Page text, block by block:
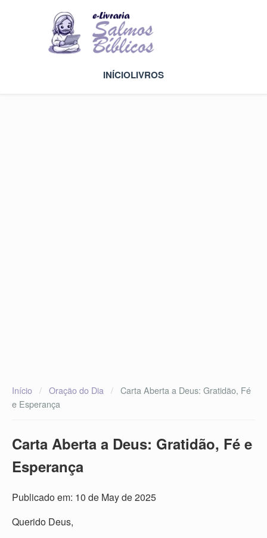
INÍCIOLIVROS
Início / Oração do Dia / Carta Aberta a Deus: Gratidão, Fé
e Esperança
Carta Aberta a Deus: Gratidão, Fé e
Esperança
Publicado em: 10 de May de 2025
Querido Deus,